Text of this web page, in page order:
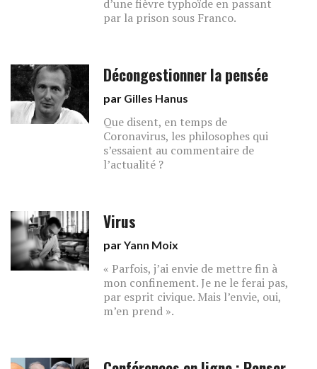
d’une fièvre typhoïde en passant
par la prison sous Franco.
Décongestionner la pensée
par Gilles Hanus
Que disent, en temps de
Coronavirus, les philosophes qui
s’essaient au commentaire de
l’actualité ?
Virus
parYann Moix
« Parfois, j’ai envie de mettre fin à
mon confinement. Je ne le ferai pas,
par esprit civique. Mais l’envie, oui,
m’en prend ».